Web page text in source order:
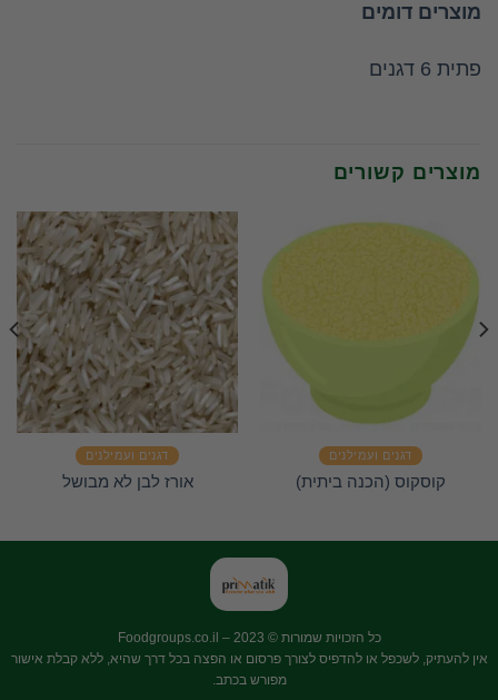
מוצרים דומים
פתית 6 דגנים
מוצרים קשורים
דגנים ועמילנים
קוסקוס (הכנה ביתית)
דגנים ועמילנים
אורז לבן לא מבושל
כל הזכויות שמורות © 2023 –
Foodgroups.co.il
אין להעתיק, לשכפל או להדפיס לצורך פרסום או הפצה בכל דרך שהיא, ללא קבלת אישור
מפורש בכתב.